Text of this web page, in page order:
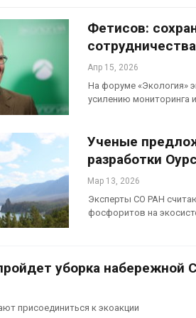
Фетисов:
сотрудничества
Апр 15, 2026
На форуме «Экология»
усилению мониторинга
Ученые
разработки
Мар 13, 2026
Эксперты СО РАН
фосфоритов на
уборка набережной
присоединиться к экоакции
Авг 6,